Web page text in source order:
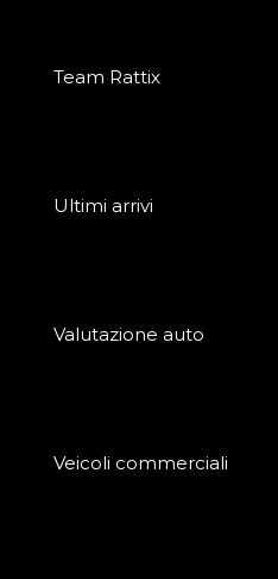
Team Rattix
Ultimi arrivi
Valutazione auto
Veicoli commerciali